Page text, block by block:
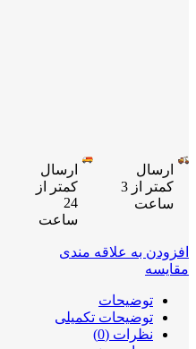
ارسال
کمتر از 3
ساعت
ارسال
کمتر از
24
ساعت
افزودن به علاقه مندی
مقایسه
توضیحات
توضیحات تکمیلی
نظرات (0)